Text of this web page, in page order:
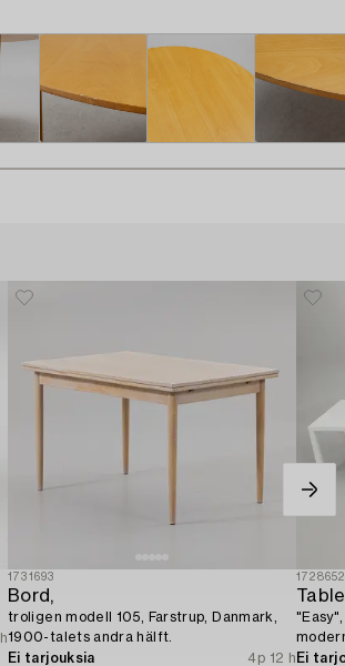
1731693
Bord,
troligen modell 105, Farstrup, Danmark,
1900-talets andra hälft.
Ei tarjouksia
4p 12 h
1728652
Ei